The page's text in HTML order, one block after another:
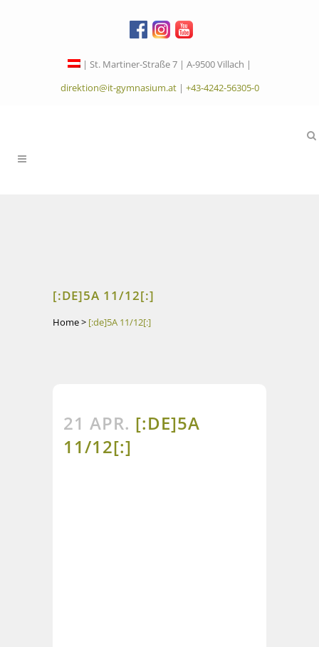
| St. Martiner-Straße 7 | A-9500 Villach |
direktion@it-gymnasium.at| +43-4242-56305-0
[:DE]5A 11/12[:]
Home> [:de]5A 11/12[:]
21 APR. [:DE]5A
11/12[:]